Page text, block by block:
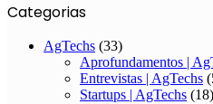
Categorias
AgTechs (33)
Aprofundamentos |
Entrevistas | AgTechs
Startups | AgTechs (18)